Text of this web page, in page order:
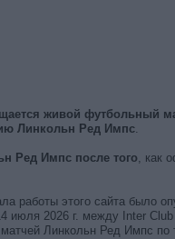
живой футбольный
Линкольн Ред Импс.
Ред Импс после того, как
работы этого сайта было
июля 2026 г. между Inter
Линкольн Ред Импс